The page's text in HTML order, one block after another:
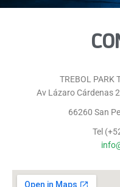
TREBOL PARK
Av Lázaro Cárdenas
66260 San
Tel